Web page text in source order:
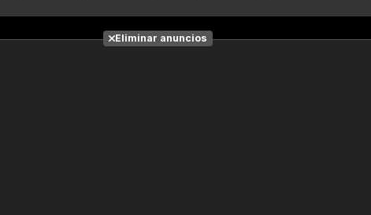
Fotos
Eliminar anuncios